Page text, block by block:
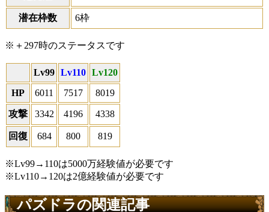
潜在枠数 6枠
※＋297時のステータスです
Lv99 Lv110 Lv120
HP
6011 7517 8019
攻撃 3342 4196 4338
回復 684 800 819
※Lv99→110は5000万経験値が必要です
※Lv110→120は2億経験値が必要です
パズドラの関連記事